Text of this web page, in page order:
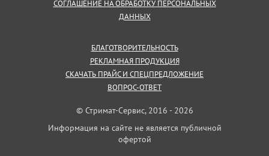
СОГЛАШЕНИЕ НА ОБРАБОТКУ ПЕРСОНАЛЬНЫХ
ДАННЫХ
БЛАГОТВОРИТЕЛЬНОСТЬ
РЕКЛАМНАЯ ПРОДУКЦИЯ
СКАЧАТЬ ПРАЙС И СПЕЦПРЕДЛОЖЕНИЕ
ВОПРОС-ОТВЕТ
© Стримат-Сервис, 2016 - 2026
Информация на сайте не является публичной
офертой